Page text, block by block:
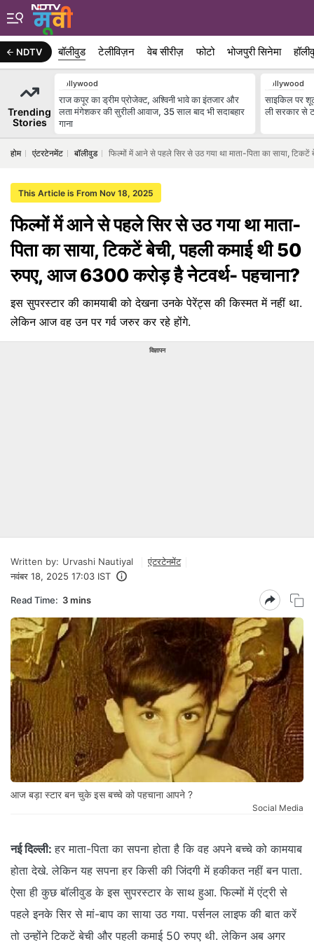
NDTV बॉलीवुड टेलीविज़न वेब सीरीज़ फोटो भोजपुरी सिनेमा
Trending
Stories
Bollywood
राज कपूर का ड्रीम प्रोजेक्ट, अश्विनी भावे का इंतजार और
लता मंगेशकर की सुरीली आवाज, 35 साल बाद भी सदाबहार
गाना
Bollywood
साइकिल पर
ली सरकार से
होम एंटरटेनमेंट बॉलीवुड फिल्मों में आने से पहले सिर से उठ गया था माता-पिता का साया,
This Article is From Nov 18, 2025
फिल्मों में आने से पहले सिर से उठ गया था माता-
पिता का साया, टिकटें बेची, पहली कमाई थी 50
रुपए, आज 6300 करोड़ है नेटवर्थ- पहचाना?
इस सुपरस्टार की कामयाबी को देखना उनके पेरेंट्स की किस्मत में नहीं था.
लेकिन आज वह उन पर गर्व जरुर कर रहे होंगे.
विज्ञापन
Written by: Urvashi Nautiyal
एंटरटेनमेंट
नवंबर 18, 2025 17:03 IST
Read Time: 3 mins
आज बड़ा स्टार बन चुके इस बच्चे को पहचाना आपने ?
Social Media
नई दिल्ली: हर माता-पिता का सपना होता है कि वह अपने बच्चे को कामयाब
होता देखे. लेकिन यह सपना हर किसी की जिंदगी में हकीकत नहीं बन पाता.
ऐसा ही कुछ बॉलीवुड के इस सुपरस्टार के साथ हुआ. फिल्मों में एंट्री से
पहले इनके सिर से मां-बाप का साया उठ गया. पर्सनल लाइफ की बात करें
तो उन्होंने टिकटें बेची और पहली कमाई 50 रुपए थी. लेकिन अब अगर